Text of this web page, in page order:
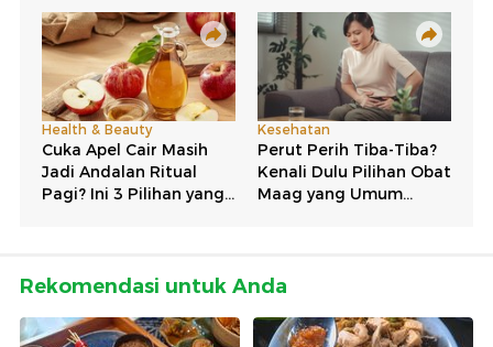
Rekomendasi untuk Anda